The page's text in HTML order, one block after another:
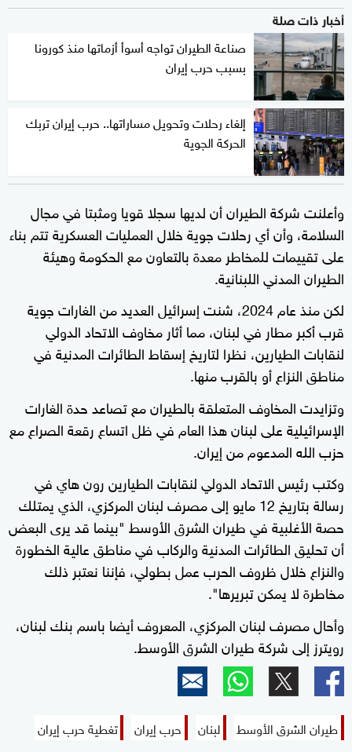
أخبار ذات صلة
صناعة الطيران تواجه أسوأ أزماتها منذ كورونا
بسبب حرب إيران
إلغاء رحلات وتحويل مساراتها.. حرب إيران تربك
الحركة الجوية
وأعلنت شركة الطيران أن لديها سجلا قويا ومثبتا في مجال
السلامة، وأن أي رحلات جوية خلال العمليات العسكرية تتم بناء
على تقييمات للمخاطر ⁠معدة بالتعاون مع ‌الحكومة وهيئة
الطيران المدني اللبنانية.
لكن منذ عام 2024، شنت إسرائيل العديد ⁠من الغارات جوية
قرب أكبر مطار في لبنان، مما أثار مخاوف ⁠الاتحاد الدولي
لنقابات الطيارين، نظرا لتاريخ إسقاط الطائرات المدنية في
مناطق النزاع أو بالقرب منها.
وتزايدت المخاوف المتعلقة ​بالطيران مع تصاعد حدة ⁠الغارات
الإسرائيلية على لبنان هذا ​العام في ظل اتساع رقعة الصراع مع
حزب الله المدعوم من إيران.
وكتب رئيس الاتحاد الدولي لنقابات الطيارين رون هاي ​في
رسالة بتاريخ 12 مايو إلى مصرف لبنان المركزي، الذي يمتلك
حصة الأغلبية في طيران الشرق الأوسط "بينما قد يرى البعض
أن تحليق الطائرات المدنية والركاب في مناطق عالية الخطورة
والنزاع خلال ظروف الحرب عمل بطولي، ​فإننا ‌نعتبر ذلك
مخاطرة لا يمكن تبريرها".
وأحال مصرف لبنان المركزي، المعروف أيضا باسم بنك ​لبنان،
رويترز إلى شركة طيران الشرق الأوسط.
طيران ⁠الشرق الأوسط لبنان حرب إيران تغطية حرب إيران